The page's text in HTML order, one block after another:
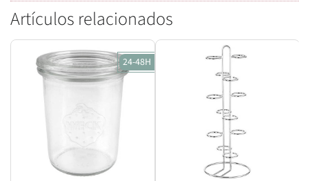
Artículos relacionados
24-48H